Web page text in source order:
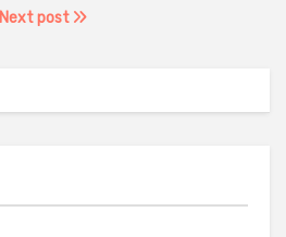
Next post